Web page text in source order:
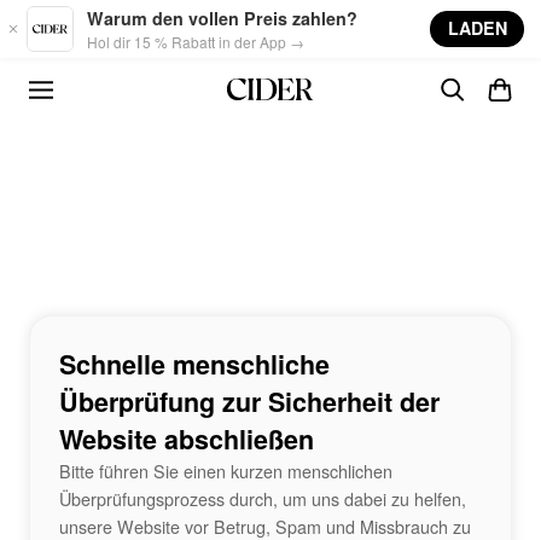
Skip to main content
Warum den vollen Preis zahlen?
Hol dir 15 % Rabatt in der App →
LADEN
Schnelle menschliche
Überprüfung zur Sicherheit der
Website abschließen
Bitte führen Sie einen kurzen menschlichen
Überprüfungsprozess durch, um uns dabei zu helfen,
unsere Website vor Betrug, Spam und Missbrauch zu